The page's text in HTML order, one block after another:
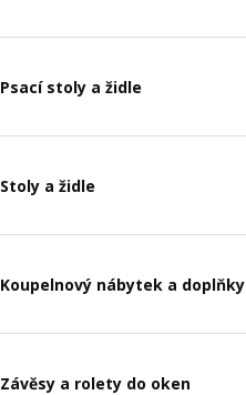
Psací stoly a židle
Stoly a židle
Koupelnový nábytek a doplňky
Závěsy a rolety do oken